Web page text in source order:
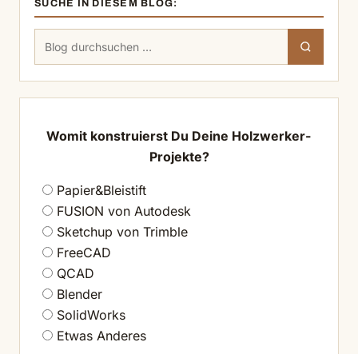
SUCHE IN DIESEM BLOG:
Suchen
Womit konstruierst Du Deine Holzwerker-
Projekte?
Papier&Bleistift
FUSION von Autodesk
Sketchup von Trimble
FreeCAD
QCAD
Blender
SolidWorks
Etwas Anderes